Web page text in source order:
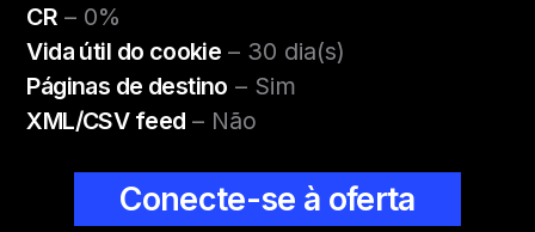
CR – 0%
Vida útil do cookie – 30 dia(s)
Páginas de destino – Sim
XML/CSV feed – Não
Conecte-se à oferta